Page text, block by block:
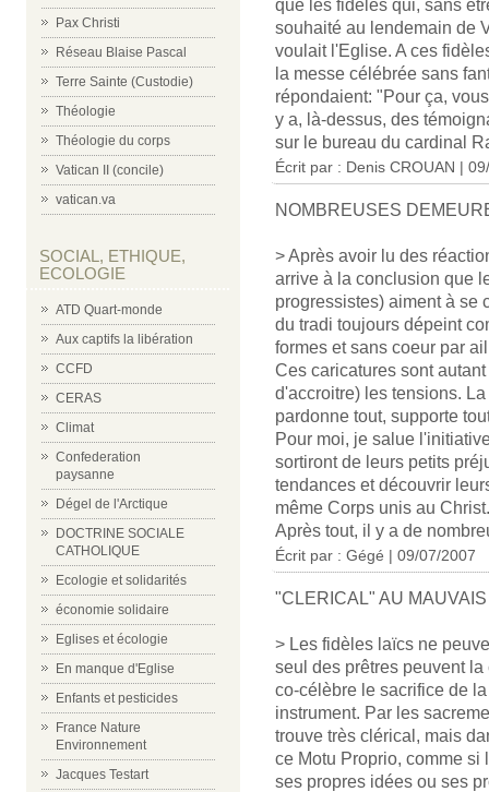
Pax Christi
Réseau Blaise Pascal
Terre Sainte (Custodie)
Théologie
Théologie du corps
Vatican II (concile)
vatican.va
SOCIAL, ETHIQUE,
ECOLOGIE
ATD Quart-monde
Aux captifs la libération
CCFD
CERAS
Climat
Confederation
paysanne
Dégel de l'Arctique
DOCTRINE SOCIALE
CATHOLIQUE
Ecologie et solidarités
économie solidaire
Eglises et écologie
En manque d'Eglise
Enfants et pesticides
France Nature
Environnement
Jacques Testart
que les fidèles qui, sans
souhaité au lendemain de
voulait l'Eglise. A ces
la messe célébrée sans
répondaient: "Pour ça,
y a, là-dessus, des
sur le bureau du cardinal
Écrit par : Denis CROUAN |
NOMBREUSES
> Après avoir lu des
arrive à la conclusion que
progressistes) aiment à se
du tradi toujours dépeint
formes et sans coeur par
Ces caricatures sont
d'accroitre) les tensions.
pardonne tout, supporte
Pour moi, je salue
sortiront de leurs petits
tendances et découvrir
même Corps unis au Christ.
Après tout, il y a de
Écrit par : Gégé | 09/07/2007
"CLERICAL" AU
> Les fidèles laïcs ne
seul des prêtres peuvent
co-célèbre le sacrifice de
instrument. Par les
trouve très clérical, mais
ce Motu Proprio, comme si
ses propres idées ou ses